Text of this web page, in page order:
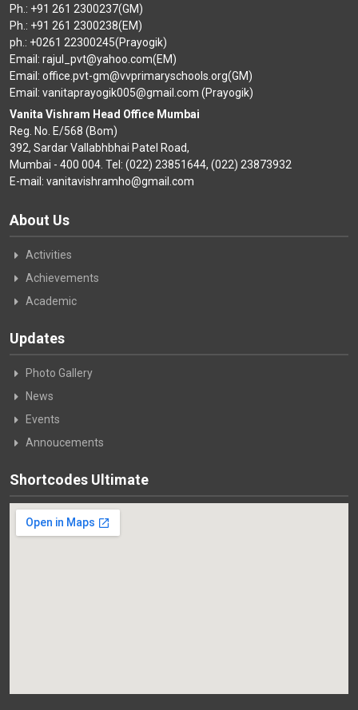
Ph.: +91 261 2300237(GM)
Ph.: +91 261 2300238(EM)
ph.: +0261 22300245(Prayogik)
Email: rajul_pvt@yahoo.com(EM)
Email: office.pvt-gm@vvprimaryschools.org(GM)
Email: vanitaprayogik005@gmail.com (Prayogik)
Vanita Vishram Head Office Mumbai
Reg. No. E/568 (Bom)
392, Sardar Vallabhbhai Patel Road,
Mumbai - 400 004. Tel: (022) 23851644, (022) 23873932
E-mail: vanitavishramho@gmail.com
About Us
Activities
Achievements
Academic
Updates
Photo Gallery
News
Events
Annoucements
Shortcodes Ultimate